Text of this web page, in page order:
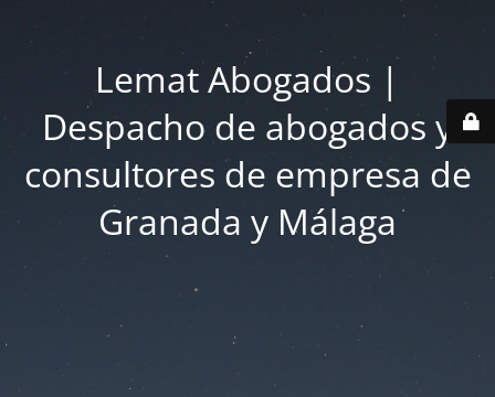
Lemat Abogados |
Despacho de abogados y
consultores de empresa de
Granada y Málaga